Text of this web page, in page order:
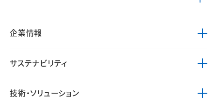
企業情報
サステナビリティ
技術・ソリューション